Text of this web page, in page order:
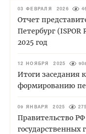
03 ФЕВРАЛЯ 2026
Отчет
Петербург (ISPOR
2025 год
12 НОЯБРЯ 2025
Итоги заседания
формированию
09 ЯНВАРЯ 2025
Правительство
государственных